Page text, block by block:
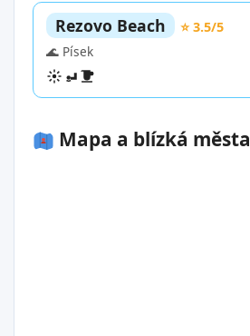
Rezovo Beach
⭐ 3.5/5
🌊 Písek
Mapa a blízká města